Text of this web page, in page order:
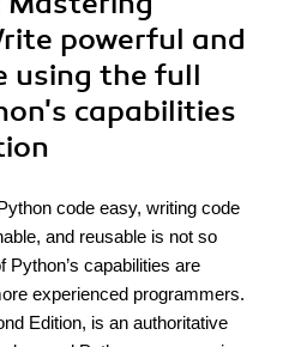
powerful and
using the full
capabilities
code easy, writing code
and reusable is not so
capabilities are
experienced programmers.
Edition, is an authoritative